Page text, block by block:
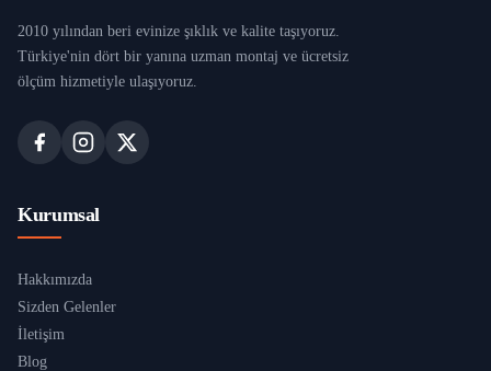
2010 yılından beri evinize şıklık ve kalite taşıyoruz.
Türkiye'nin dört bir yanına uzman montaj ve ücretsiz
ölçüm hizmetiyle ulaşıyoruz.
Kurumsal
Hakkımızda
Sizden Gelenler
İletişim
Blog